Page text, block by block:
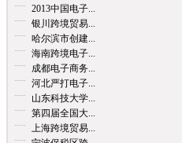
2013中国电子...
银川跨境贸易...
哈尔滨市创建...
海南跨境电子...
成都电子商务...
河北严打电子...
山东科技大学...
第四届全国大...
上海跨境贸易...